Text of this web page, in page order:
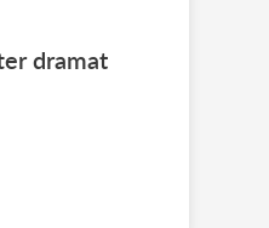
dramat